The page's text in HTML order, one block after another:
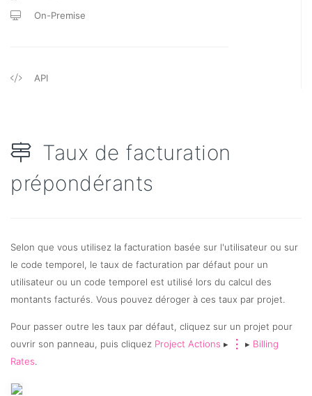
On-Premise
API
Taux de facturation
prépondérants
Selon que vous utilisez la facturation basée sur l'utilisateur ou sur
le code temporel, le taux de facturation par défaut pour un
utilisateur ou un code temporel est utilisé lors du calcul des
montants facturés. Vous pouvez déroger à ces taux par projet.
Pour passer outre les taux par défaut, cliquez sur un projet pour
ouvrir son panneau, puis cliquez Project Actions ▸ ▸ Billing
Rates.